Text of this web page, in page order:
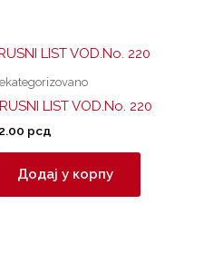
LIST VOD.No. 220
рсд
Додај у корпу